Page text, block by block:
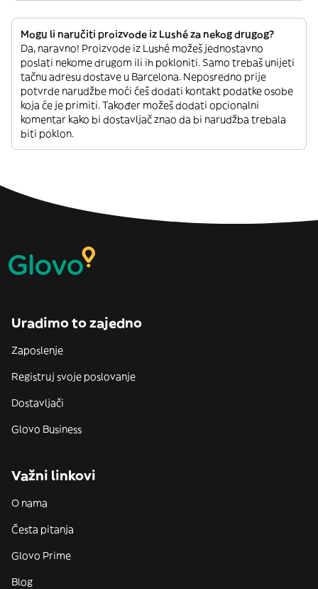
Mogu li naručiti proizvode iz Lushé za nekog drugog?
Da, naravno! Proizvode iz Lushé možeš jednostavno
poslati nekome drugom ili ih pokloniti. Samo trebaš unijeti
tačnu adresu dostave u Barcelona. Neposredno prije
potvrde narudžbe moći ćeš dodati kontakt podatke osobe
koja će je primiti. Također možeš dodati opcionalni
komentar kako bi dostavljač znao da bi narudžba trebala
biti poklon.
Uradimo to zajedno
Zaposlenje
Registruj svoje poslovanje
Dostavljači
Glovo Business
Važni linkovi
O nama
Česta pitanja
Glovo Prime
Blog